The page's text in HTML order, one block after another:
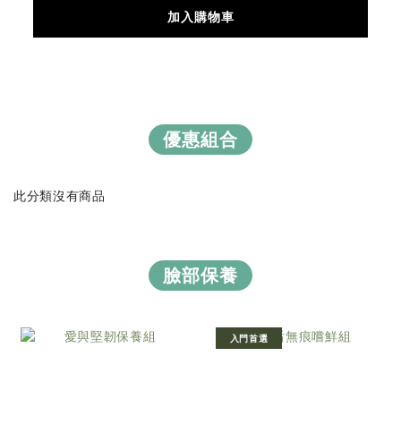
加入購物車
優惠組合
此分類沒有商品
臉部保養
入門首選